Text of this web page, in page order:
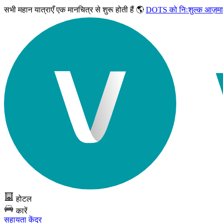
सभी महान यात्राएँएक मानचित्र से शुरू होती हैं 🌎 DOTS को निःशुल्क
होटल
कारें
सहायता केंद्र